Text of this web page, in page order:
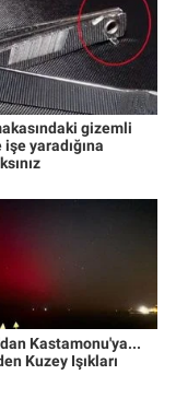
gizemli
yaradığına
Kastamonu'ya...
Kuzey Işıkları